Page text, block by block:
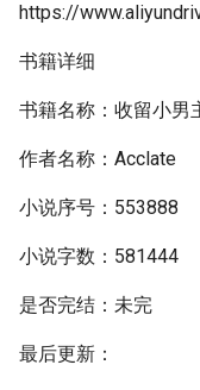
https://
书籍详细
书籍名称：收留小男
作者名称：Acclate
小说序号：553888
小说字数：581444
是否完结：未完
最后更新：